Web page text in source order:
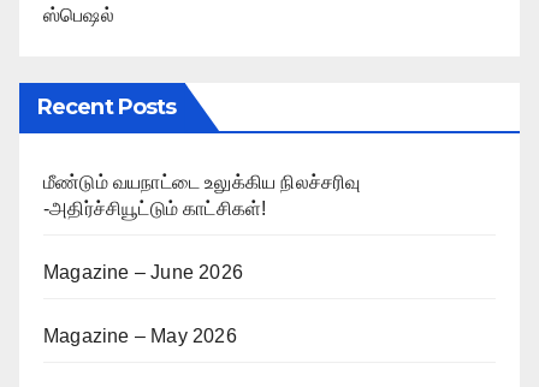
ஸ்பெஷல்
Recent Posts
மீண்டும் வயநாட்டை உலுக்கிய நிலச்சரிவு
-அதிர்ச்சியூட்டும் காட்சிகள்!
Magazine – June 2026
Magazine – May 2026